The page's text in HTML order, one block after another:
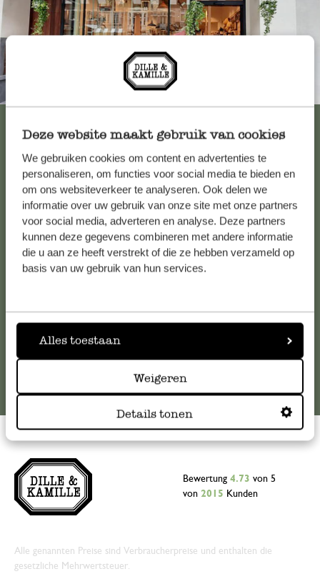
Deze website maakt gebruik van cookies
We gebruiken cookies om content en advertenties te
personaliseren, om functies voor social media te bieden en
om ons websiteverkeer te analyseren. Ook delen we
informatie over uw gebruik van onze site met onze partners
voor social media, adverteren en analyse. Deze partners
kunnen deze gegevens combineren met andere informatie
die u aan ze heeft verstrekt of die ze hebben verzameld op
basis van uw gebruik van hun services.
Alles toestaan
Weigeren
Details tonen
Immer in der Nähe
Kundenservice/Hilfe
Falls Sie Fragen haben oder Tipps und Hilfe brauchen, wenden
Sie sich bitte an unseren Kundenservice. Oder lesen Sie hier
die Antworten aufhäufig gestellte Fragen.
Online-Kundenservice
Bewertung 4.73 von 5
von 2015 Kunden
Alle genannten Preise sind Verbraucherpreise und enthalten die
gesetzliche Mehrwertsteuer.